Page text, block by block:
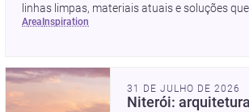
linhas limpas, materiais atuais e soluções que
valorizam a fachada e o conforto da casa.
area inspiration
31 DE JULHO DE 2026
Niterói: